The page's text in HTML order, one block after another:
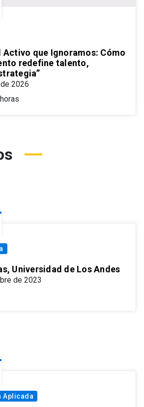
Activo que Ignoramos: Cómo
redefine talento,
2026
Universidad de Los Andes
de 2023
Aplicada